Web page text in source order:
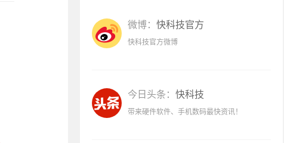
微博： 快科技官方
快科技官方微博
今日头条： 快科技
带来硬件软件、手机数码最快资讯！